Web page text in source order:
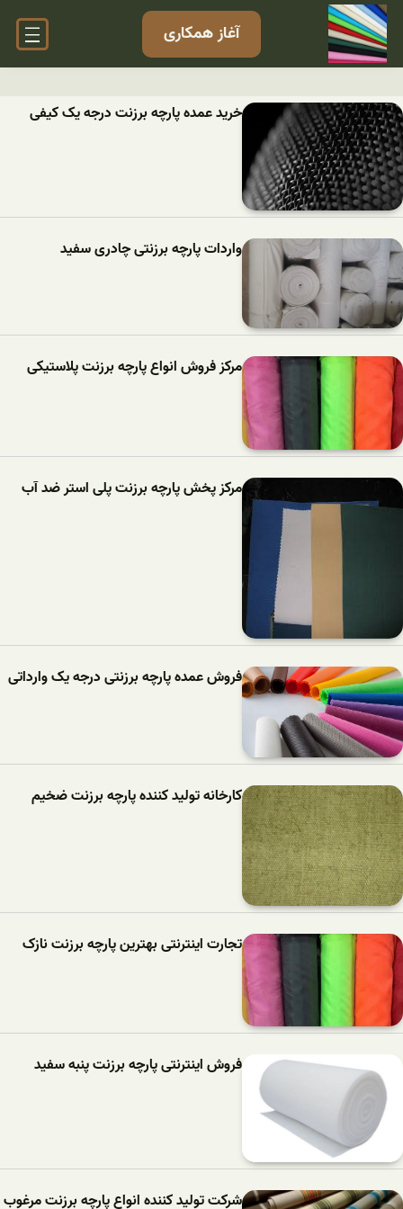
آغاز همکاری
خرید عمده پارچه برزنت درجه یک کیفی
واردات پارچه برزنتی چادری سفید
مرکز فروش انواع پارچه برزنت پلاستیکی
مرکز پخش پارچه برزنت پلی استر ضد آب
فروش عمده پارچه برزنتی درجه یک وارداتی
کارخانه تولید کننده پارچه برزنت ضخیم
تجارت اینترنتی بهترین پارچه برزنت نازک
فروش اینترنتی پارچه برزنت پنبه سفید
شرکت تولید کننده انواع پارچه برزنت مرغوب